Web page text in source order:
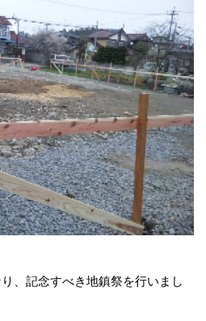
、記念すべき地鎮祭を行いまし